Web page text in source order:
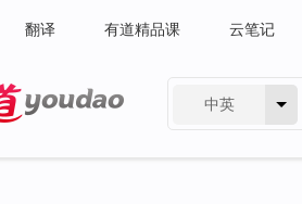
翻译 有道精品课 云笔记
中英